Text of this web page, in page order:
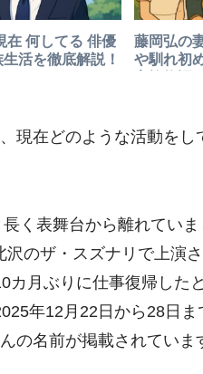
在 何してる 俳優
活を徹底解説！
藤岡弘の
や馴れ初
現在どのような活動をし
く表舞台から離れていま
のザ・スズナリで上演
月ぶりに仕事復帰した
年12月22日から28日
の名前が掲載されていま